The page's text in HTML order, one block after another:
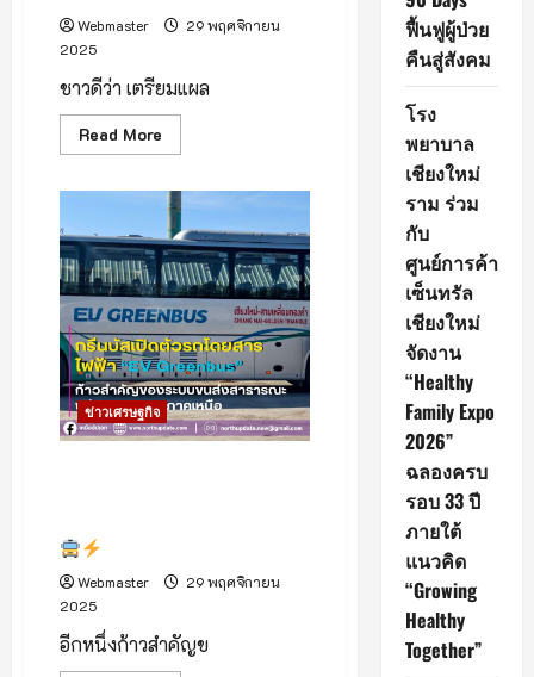
Webmaster
29 พฤศจิกายน
2025
ชาวดีว่า เตรียมแผล
Read More
more
ดี
ว่า
เตรียม
แผลง
ฤทธิ์
ออก
ราวี
ที่
เชียงใหม่
พบ
กับ
อภิ
มหา
กาพย์
ความ
ข่าวเศรษฐกิจ
Webmaster
29 พฤศจิกายน
2025
อีกหนึ่งก้าวสำคัญข
ฟื้นฟูผู้ป่วย
คืนสู่สังคม
โรง
พยาบาล
เชียงใหม่
ราม ร่วม
กับ
ศูนย์การค้า
เซ็นทรัล
เชียงใหม่
จัดงาน
“Healthy
Family Expo
2026”
ฉลองครบ
รอบ 33 ปี
ภายใต้
แนวคิด
“Growing
Healthy
Together”